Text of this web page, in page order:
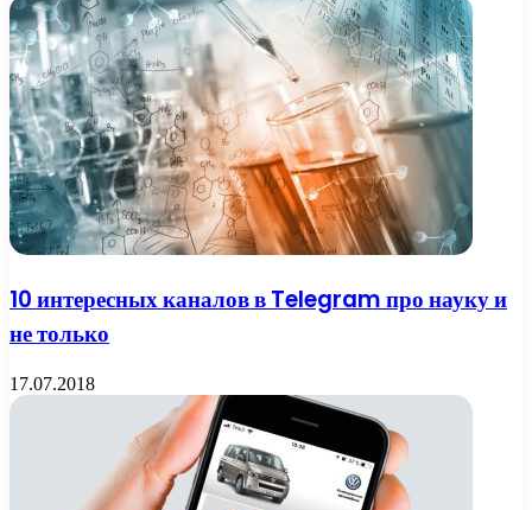
10 интересных каналов в Telegram про науку и
не только
17.07.2018